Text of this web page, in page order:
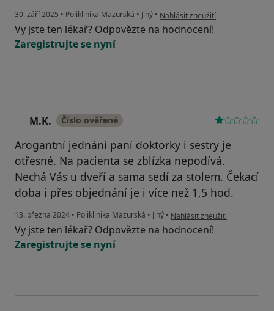
30. září 2025 • Poliklinika Mazurská • Jiný • podle názoru uživatele K.
Nahlásit zneužití
Vy jste ten lékař? Odpovězte na hodnocení!
Zaregistrujte se nyní
M.K. Číslo ověřené
Arogantní jednání paní doktorky i sestry je
otřesné. Na pacienta se zblízka nepodívá.
Nechá Vás u dveří a sama sedí za stolem. Čekací
doba i přes objednání je i více než 1,5 hod.
13. března 2024 • Poliklinika Mazurská • Jiný • podle názoru uživatele M.K.
Nahlásit zneužití
Vy jste ten lékař? Odpovězte na hodnocení!
Zaregistrujte se nyní